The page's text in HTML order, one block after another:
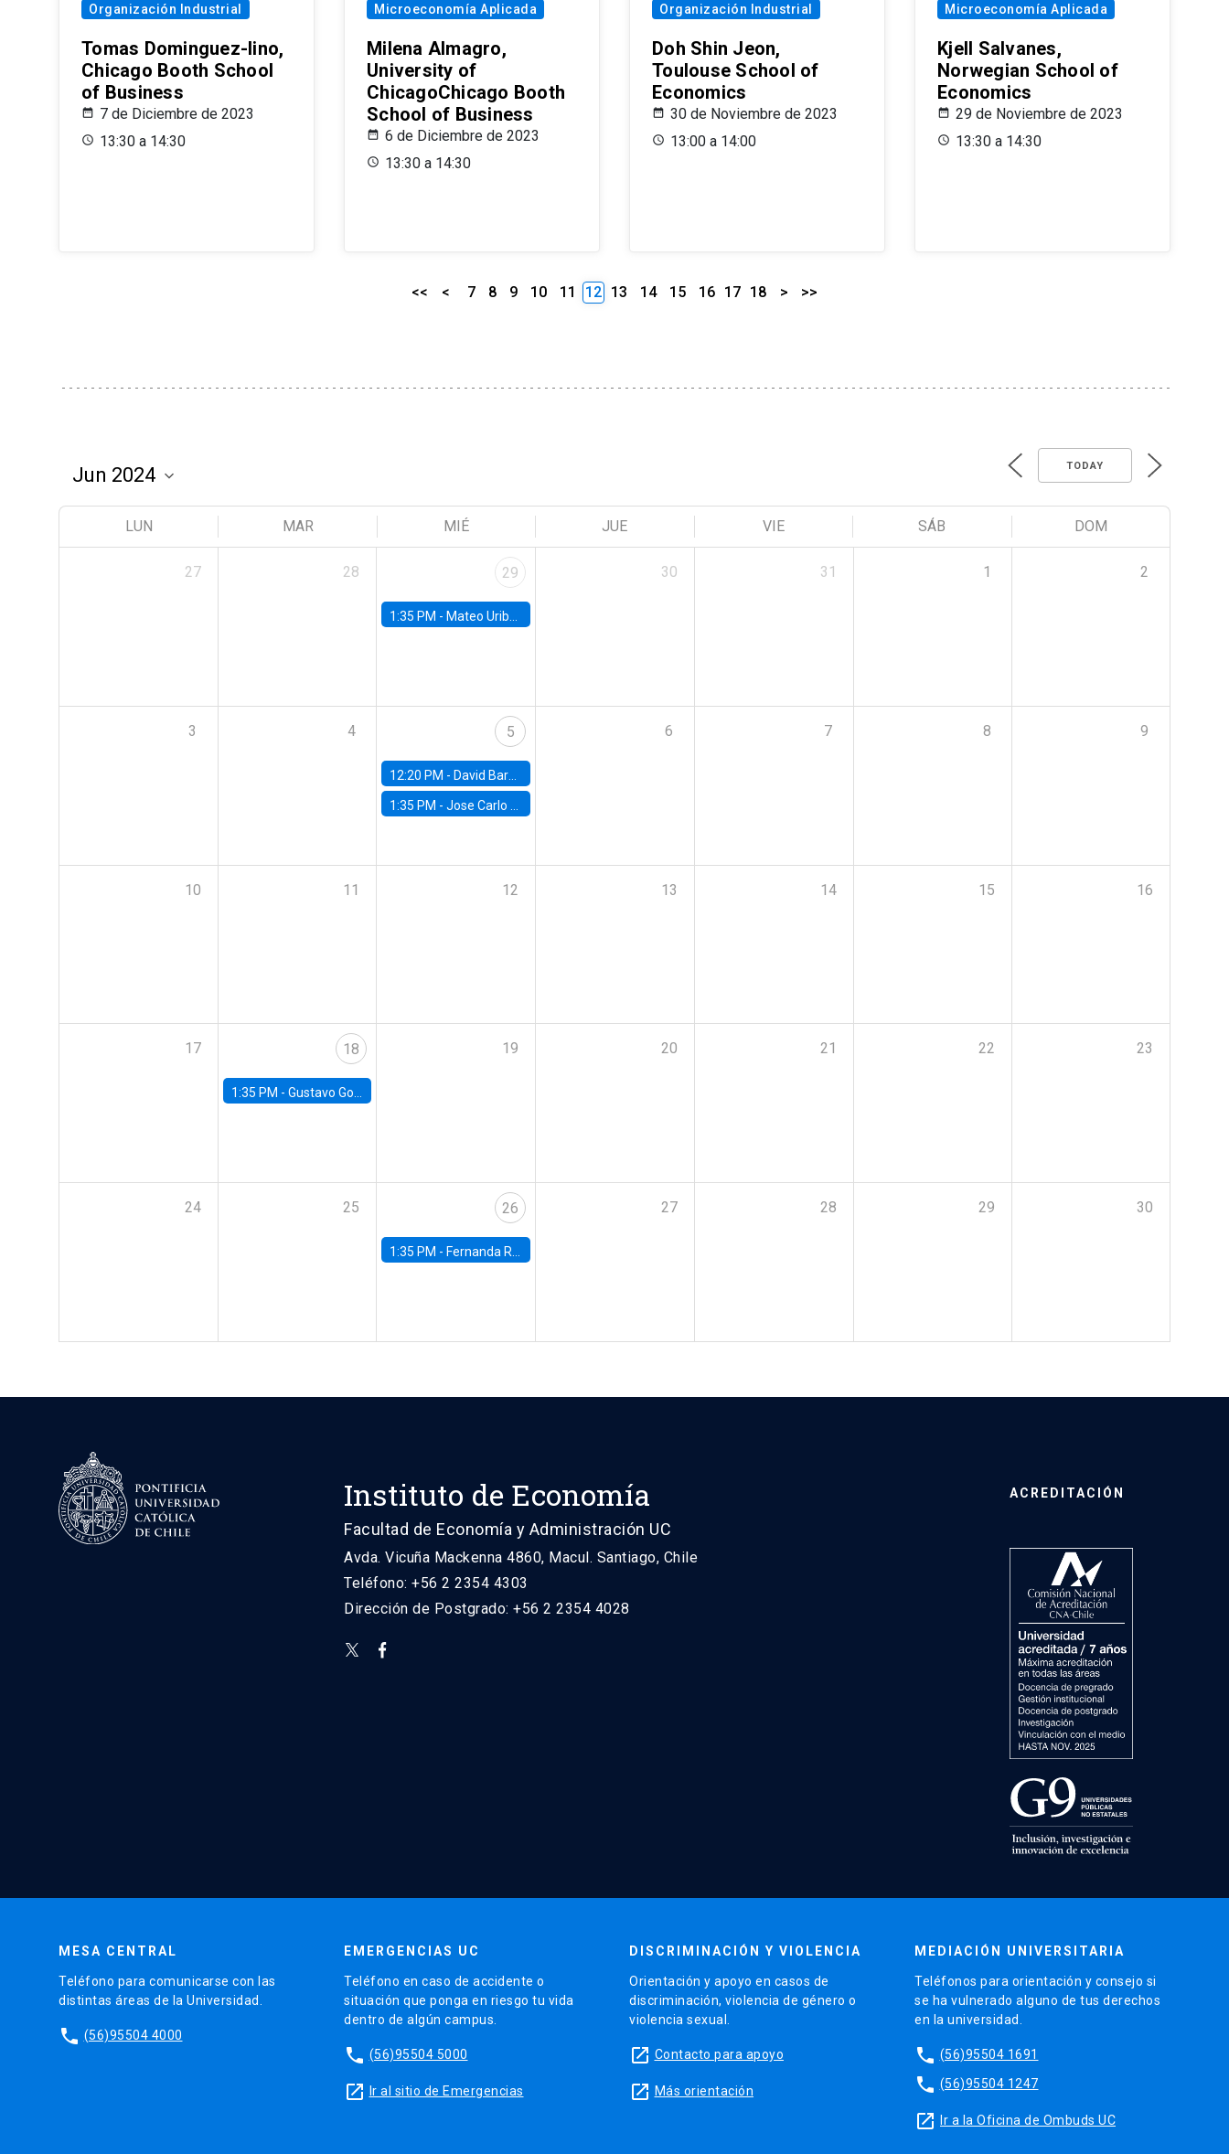
Organización Industrial
Tomas Dominguez-Iino,
Chicago Booth School
of Business
7 de Diciembre de 2023
13:30 a 14:30
Microeconomía Aplicada
Milena Almagro,
University of
ChicagoChicago Booth
School of Business
6 de Diciembre de 2023
13:30 a 14:30
Organización Industrial
Doh Shin Jeon,
Toulouse School of
Economics
30 de Noviembre de 2023
13:00 a 14:00
Microeconomía Aplicada
Kjell Salvanes,
Norwegian School of
Economics
29 de Noviembre de 2023
13:30 a 14:30
<< < 7 8 9 10 11 12 13 14 15 16 17 18 > >>
TODAY
LUN MAR MIÉ JUE VIE SÁB DOM
27 28 29
1:35 PM - Mateo Uribe-Castro, Universidad de los Andes (Colombia)
30 31 1 2
3 4 5
12:20 PM - David Bardey, Universidad de los Andes - CEDE
1:35 PM -Jose Carlo Bermudez, UC (ME) & World Bank
6 7 8 9
10 11 12 13 14 15 16
17 18
1:35 PM - Gustavo González, Banco Central de Chile
19 20 21 22 23
24 25 26
1:35 PM - Fernanda Rojas Ampuero, University of Wisconsin-Madison
27 28 29 30
Instituto de Economía
Facultad de Economía y Administración UC
Avda. Vicuña Mackenna 4860, Macul. Santiago, Chile
Teléfono: +56 2 2354 4303
Dirección de Postgrado: +56 2 2354 4028
ACREDITACIÓN
MESA CENTRAL
Teléfono para comunicarse con las
distintas áreas de la Universidad.
phone (56)95504 4000
EMERGENCIAS UC
Teléfono en caso de accidente o
situación que ponga en riesgo tu vida
dentro de algún campus.
phone (56)95504 5000
launch Ir al sitio de Emergencias
DISCRIMINACIÓN Y VIOLENCIA
Orientación y apoyo en casos de
discriminación, violencia de género o
violencia sexual.
launch Contacto para apoyo
launch Más orientación
MEDIACIÓN UNIVERSITARIA
Teléfonos para orientación y consejo si
se ha vulnerado alguno de tus derechos
en la universidad.
phone (56)95504 1691
phone (56)95504 1247
launch Ir a la Oficina de Ombuds UC